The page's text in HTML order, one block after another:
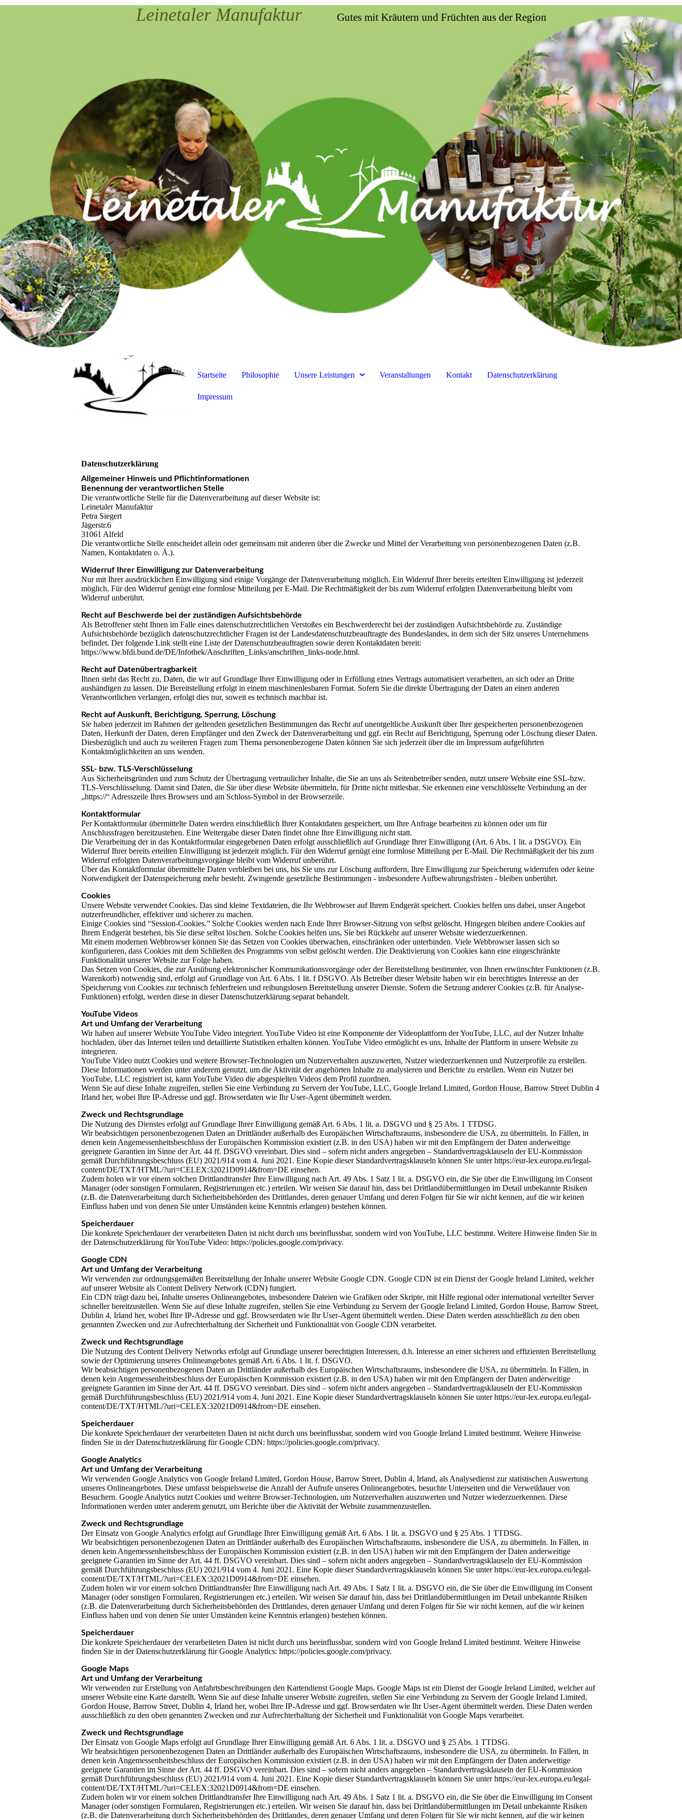
Leinetaler Manufaktur Gutes mit Kräutern und Früchten aus der Region
Startseite Philosophie Unsere Leistungen Veranstaltungen Kontakt Datenschutzerklärung
Impressum
Datenschutzerklärung
Allgemeiner Hinweis und Pflichtinformationen
Benennung der verantwortlichen Stelle
Die verantwortliche Stelle für die Datenverarbeitung auf dieser Website ist:
Leinetaler Manufaktur
Petra Siegert
Jägerstr.6
31061 Alfeld
Die verantwortliche Stelle entscheidet allein oder gemeinsam mit anderen über die Zwecke und Mittel der Verarbeitung von personenbezogenen Daten (z.B.
Namen, Kontaktdaten o. Ä.).
Widerruf Ihrer Einwilligung zur Datenverarbeitung
Nur mit Ihrer ausdrücklichen Einwilligung sind einige Vorgänge der Datenverarbeitung möglich. Ein Widerruf Ihrer bereits erteilten Einwilligung ist jederzeit
möglich. Für den Widerruf genügt eine formlose Mitteilung per E-Mail. Die Rechtmäßigkeit der bis zum Widerruf erfolgten Datenverarbeitung bleibt vom
Widerruf unberührt.
Recht auf Beschwerde bei der zuständigen Aufsichtsbehörde
Als Betroffener steht Ihnen im Falle eines datenschutzrechtlichen Verstoßes ein Beschwerderecht bei der zuständigen Aufsichtsbehörde zu. Zuständige
Aufsichtsbehörde bezüglich datenschutzrechtlicher Fragen ist der Landesdatenschutzbeauftragte des Bundeslandes, in dem sich der Sitz unseres Unternehmens
befindet. Der folgende Link stellt eine Liste der Datenschutzbeauftragten sowie deren Kontaktdaten bereit:
https://www.bfdi.bund.de/DE/Infothek/Anschriften_Links/anschriften_links-node.html.
Recht auf Datenübertragbarkeit
Ihnen steht das Recht zu, Daten, die wir auf Grundlage Ihrer Einwilligung oder in Erfüllung eines Vertrags automatisiert verarbeiten, an sich oder an Dritte
aushändigen zu lassen. Die Bereitstellung erfolgt in einem maschinenlesbaren Format. Sofern Sie die direkte Übertragung der Daten an einen anderen
Verantwortlichen verlangen, erfolgt dies nur, soweit es technisch machbar ist.
Recht auf Auskunft, Berichtigung, Sperrung, Löschung
Sie haben jederzeit im Rahmen der geltenden gesetzlichen Bestimmungen das Recht auf unentgeltliche Auskunft über Ihre gespeicherten personenbezogenen
Daten, Herkunft der Daten, deren Empfänger und den Zweck der Datenverarbeitung und ggf. ein Recht auf Berichtigung, Sperrung oder Löschung dieser Daten.
Diesbezüglich und auch zu weiteren Fragen zum Thema personenbezogene Daten können Sie sich jederzeit über die im Impressum aufgeführten
Kontaktmöglichkeiten an uns wenden.
SSL- bzw. TLS-Verschlüsselung
Aus Sicherheitsgründen und zum Schutz der Übertragung vertraulicher Inhalte, die Sie an uns als Seitenbetreiber senden, nutzt unsere Website eine SSL-bzw.
TLS-Verschlüsselung. Damit sind Daten, die Sie über diese Website übermitteln, für Dritte nicht mitlesbar. Sie erkennen eine verschlüsselte Verbindung an der
„https://“ Adresszeile Ihres Browsers und am Schloss-Symbol in der Browserzeile.
Kontaktformular
Per Kontaktformular übermittelte Daten werden einschließlich Ihrer Kontaktdaten gespeichert, um Ihre Anfrage bearbeiten zu können oder um für
Anschlussfragen bereitzustehen. Eine Weitergabe dieser Daten findet ohne Ihre Einwilligung nicht statt.
Die Verarbeitung der in das Kontaktformular eingegebenen Daten erfolgt ausschließlich auf Grundlage Ihrer Einwilligung (Art. 6 Abs. 1 lit. a DSGVO). Ein
Widerruf Ihrer bereits erteilten Einwilligung ist jederzeit möglich. Für den Widerruf genügt eine formlose Mitteilung per E-Mail. Die Rechtmäßigkeit der bis zum
Widerruf erfolgten Datenverarbeitungsvorgänge bleibt vom Widerruf unberührt.
Über das Kontaktformular übermittelte Daten verbleiben bei uns, bis Sie uns zur Löschung auffordern, Ihre Einwilligung zur Speicherung widerrufen oder keine
Notwendigkeit der Datenspeicherung mehr besteht. Zwingende gesetzliche Bestimmungen - insbesondere Aufbewahrungsfristen - bleiben unberührt.
Cookies
Unsere Website verwendet Cookies. Das sind kleine Textdateien, die Ihr Webbrowser auf Ihrem Endgerät speichert. Cookies helfen uns dabei, unser Angebot
nutzerfreundlicher, effektiver und sicherer zu machen.
Einige Cookies sind “Session-Cookies.” Solche Cookies werden nach Ende Ihrer Browser-Sitzung von selbst gelöscht. Hingegen bleiben andere Cookies auf
Ihrem Endgerät bestehen, bis Sie diese selbst löschen. Solche Cookies helfen uns, Sie bei Rückkehr auf unserer Website wiederzuerkennen.
Mit einem modernen Webbrowser können Sie das Setzen von Cookies überwachen, einschränken oder unterbinden. Viele Webbrowser lassen sich so
konfigurieren, dass Cookies mit dem Schließen des Programms von selbst gelöscht werden. Die Deaktivierung von Cookies kann eine eingeschränkte
Funktionalität unserer Website zur Folge haben.
Das Setzen von Cookies, die zur Ausübung elektronischer Kommunikationsvorgänge oder der Bereitstellung bestimmter, von Ihnen erwünschter Funktionen (z.B.
Warenkorb) notwendig sind, erfolgt auf Grundlage von Art. 6 Abs. 1 lit. f DSGVO. Als Betreiber dieser Website haben wir ein berechtigtes Interesse an der
Speicherung von Cookies zur technisch fehlerfreien und reibungslosen Bereitstellung unserer Dienste. Sofern die Setzung anderer Cookies (z.B. für Analyse-
Funktionen) erfolgt, werden diese in dieser Datenschutzerklärung separat behandelt.
YouTube Videos
Art und Umfang der Verarbeitung
Wir haben auf unserer Website YouTube Video integriert. YouTube Video ist eine Komponente der Videoplattform der YouTube, LLC, auf der Nutzer Inhalte
hochladen, über das Internet teilen und detaillierte Statistiken erhalten können. YouTube Video ermöglicht es uns, Inhalte der Plattform in unsere Website zu
integrieren.
YouTube Video nutzt Cookies und weitere Browser-Technologien um Nutzerverhalten auszuwerten, Nutzer wiederzuerkennen und Nutzerprofile zu erstellen.
Diese Informationen werden unter anderem genutzt, um die Aktivität der angehörten Inhalte zu analysieren und Berichte zu erstellen. Wenn ein Nutzer bei
YouTube, LLC registriert ist, kann YouTube Video die abgespielten Videos dem Profil zuordnen.
Wenn Sie auf diese Inhalte zugreifen, stellen Sie eine Verbindung zu Servern der YouTube, LLC, Google Ireland Limited, Gordon House, Barrow Street Dublin 4
Irland her, wobei Ihre IP-Adresse und ggf. Browserdaten wie Ihr User-Agent übermittelt werden.
Zweck und Rechtsgrundlage
Die Nutzung des Dienstes erfolgt auf Grundlage Ihrer Einwilligung gemäß Art. 6 Abs. 1 lit. a. DSGVO und § 25 Abs. 1 TTDSG.
Wir beabsichtigen personenbezogenen Daten an Drittländer außerhalb des Europäischen Wirtschaftsraums, insbesondere die USA, zu übermitteln. In Fällen, in
denen kein Angemessenheitsbeschluss der Europäischen Kommission existiert (z.B. in den USA) haben wir mit den Empfängern der Daten anderweitige
geeignete Garantien im Sinne der Art. 44 ff. DSGVO vereinbart. Dies sind – sofern nicht anders angegeben – Standardvertragsklauseln der EU-Kommission
gemäß Durchführungsbeschluss (EU) 2021/914 vom 4. Juni 2021. Eine Kopie dieser Standardvertragsklauseln können Sie unter https://eur-lex.europa.eu/legal-
content/DE/TXT/HTML/?uri=CELEX:32021D0914&from=DE einsehen.
Zudem holen wir vor einem solchen Drittlandtransfer Ihre Einwilligung nach Art. 49 Abs. 1 Satz 1 lit. a. DSGVO ein, die Sie über die Einwilligung im Consent
Manager (oder sonstigen Formularen, Registrierungen etc.) erteilen. Wir weisen Sie darauf hin, dass bei Drittlandübermittlungen im Detail unbekannte Risiken
(z.B. die Datenverarbeitung durch Sicherheitsbehörden des Drittlandes, deren genauer Umfang und deren Folgen für Sie wir nicht kennen, auf die wir keinen
Einfluss haben und von denen Sie unter Umständen keine Kenntnis erlangen) bestehen können.
Speicherdauer
Die konkrete Speicherdauer der verarbeiteten Daten ist nicht durch uns beeinflussbar, sondern wird von YouTube, LLC bestimmt. Weitere Hinweise finden Sie in
der Datenschutzerklärung für YouTube Video: https://policies.google.com/privacy.
Google CDN
Art und Umfang der Verarbeitung
Wir verwenden zur ordnungsgemäßen Bereitstellung der Inhalte unserer Website Google CDN. Google CDN ist ein Dienst der Google Ireland Limited, welcher
auf unserer Website als Content Delivery Network (CDN) fungiert.
Ein CDN trägt dazu bei, Inhalte unseres Onlineangebotes, insbesondere Dateien wie Grafiken oder Skripte, mit Hilfe regional oder international verteilter Server
schneller bereitzustellen. Wenn Sie auf diese Inhalte zugreifen, stellen Sie eine Verbindung zu Servern der Google Ireland Limited, Gordon House, Barrow Street,
Dublin 4, Irland her, wobei Ihre IP-Adresse und ggf. Browserdaten wie Ihr User-Agent übermittelt werden. Diese Daten werden ausschließlich zu den oben
genannten Zwecken und zur Aufrechterhaltung der Sicherheit und Funktionalität von Google CDN verarbeitet.
Zweck und Rechtsgrundlage
Die Nutzung des Content Delivery Networks erfolgt auf Grundlage unserer berechtigten Interessen, d.h. Interesse an einer sicheren und effizienten Bereitstellung
sowie der Optimierung unseres Onlineangebotes gemäß Art. 6 Abs. 1 lit. f. DSGVO.
Wir beabsichtigen personenbezogenen Daten an Drittländer außerhalb des Europäischen Wirtschaftsraums, insbesondere die USA, zu übermitteln. In Fällen, in
denen kein Angemessenheitsbeschluss der Europäischen Kommission existiert (z.B. in den USA) haben wir mit den Empfängern der Daten anderweitige
geeignete Garantien im Sinne der Art. 44 ff. DSGVO vereinbart. Dies sind – sofern nicht anders angegeben – Standardvertragsklauseln der EU-Kommission
gemäß Durchführungsbeschluss (EU) 2021/914 vom 4. Juni 2021. Eine Kopie dieser Standardvertragsklauseln können Sie unter https://eur-lex.europa.eu/legal-
content/DE/TXT/HTML/?uri=CELEX:32021D0914&from=DE einsehen.
Speicherdauer
Die konkrete Speicherdauer der verarbeiteten Daten ist nicht durch uns beeinflussbar, sondern wird von Google Ireland Limited bestimmt. Weitere Hinweise
finden Sie in der Datenschutzerklärung für Google CDN: https://policies.google.com/privacy.
Google Analytics
Art und Umfang der Verarbeitung
Wir verwenden Google Analytics von Google Ireland Limited, Gordon House, Barrow Street, Dublin 4, Irland, als Analysedienst zur statistischen Auswertung
unseres Onlineangebotes. Diese umfasst beispielsweise die Anzahl der Aufrufe unseres Onlineangebotes, besuchte Unterseiten und die Verweildauer von
Besuchern. Google Analytics nutzt Cookies und weitere Browser-Technologien, um Nutzerverhalten auszuwerten und Nutzer wiederzuerkennen. Diese
Informationen werden unter anderem genutzt, um Berichte über die Aktivität der Website zusammenzustellen.
Zweck und Rechtsgrundlage
Der Einsatz von Google Analytics erfolgt auf Grundlage Ihrer Einwilligung gemäß Art. 6 Abs. 1 lit. a. DSGVO und § 25 Abs. 1 TTDSG.
Wir beabsichtigen personenbezogenen Daten an Drittländer außerhalb des Europäischen Wirtschaftsraums, insbesondere die USA, zu übermitteln. In Fällen, in
denen kein Angemessenheitsbeschluss der Europäischen Kommission existiert (z.B. in den USA) haben wir mit den Empfängern der Daten anderweitige
geeignete Garantien im Sinne der Art. 44 ff. DSGVO vereinbart. Dies sind – sofern nicht anders angegeben – Standardvertragsklauseln der EU-Kommission
gemäß Durchführungsbeschluss (EU) 2021/914 vom 4. Juni 2021. Eine Kopie dieser Standardvertragsklauseln können Sie unter https://eur-lex.europa.eu/legal-
content/DE/TXT/HTML/?uri=CELEX:32021D0914&from=DE einsehen.
Zudem holen wir vor einem solchen Drittlandtransfer Ihre Einwilligung nach Art. 49 Abs. 1 Satz 1 lit. a. DSGVO ein, die Sie über die Einwilligung im Consent
Manager (oder sonstigen Formularen, Registrierungen etc.) erteilen. Wir weisen Sie darauf hin, dass bei Drittlandübermittlungen im Detail unbekannte Risiken
(z.B. die Datenverarbeitung durch Sicherheitsbehörden des Drittlandes, deren genauer Umfang und deren Folgen für Sie wir nicht kennen, auf die wir keinen
Einfluss haben und von denen Sie unter Umständen keine Kenntnis erlangen) bestehen können.
Speicherdauer
Die konkrete Speicherdauer der verarbeiteten Daten ist nicht durch uns beeinflussbar, sondern wird von Google Ireland Limited bestimmt. Weitere Hinweise
finden Sie in der Datenschutzerklärung für Google Analytics: https://policies.google.com/privacy.
Google Maps
Art und Umfang der Verarbeitung
Wir verwenden zur Erstellung von Anfahrtsbeschreibungen den Kartendienst Google Maps. Google Maps ist ein Dienst der Google Ireland Limited, welcher auf
unserer Website eine Karte darstellt. Wenn Sie auf diese Inhalte unserer Website zugreifen, stellen Sie eine Verbindung zu Servern der Google Ireland Limited,
Gordon House, Barrow Street, Dublin 4, Irland her, wobei Ihre IP-Adresse und ggf. Browserdaten wie Ihr User-Agent übermittelt werden. Diese Daten werden
ausschließlich zu den oben genannten Zwecken und zur Aufrechterhaltung der Sicherheit und Funktionalität von Google Maps verarbeitet.
Zweck und Rechtsgrundlage
Der Einsatz von Google Maps erfolgt auf Grundlage Ihrer Einwilligung gemäß Art. 6 Abs. 1 lit. a. DSGVO und § 25 Abs. 1 TTDSG.
Wir beabsichtigen personenbezogenen Daten an Drittländer außerhalb des Europäischen Wirtschaftsraums, insbesondere die USA, zu übermitteln. In Fällen, in
denen kein Angemessenheitsbeschluss der Europäischen Kommission existiert (z.B. in den USA) haben wir mit den Empfängern der Daten anderweitige
geeignete Garantien im Sinne der Art. 44 ff. DSGVO vereinbart. Dies sind – sofern nicht anders angegeben – Standardvertragsklauseln der EU-Kommission
gemäß Durchführungsbeschluss (EU) 2021/914 vom 4. Juni 2021. Eine Kopie dieser Standardvertragsklauseln können Sie unter https://eur-lex.europa.eu/legal-
content/DE/TXT/HTML/?uri=CELEX:32021D0914&from=DE einsehen.
Zudem holen wir vor einem solchen Drittlandtransfer Ihre Einwilligung nach Art. 49 Abs. 1 Satz 1 lit. a. DSGVO ein, die Sie über die Einwilligung im Consent
Manager (oder sonstigen Formularen, Registrierungen etc.) erteilen. Wir weisen Sie darauf hin, dass bei Drittlandübermittlungen im Detail unbekannte Risiken
(z.B. die Datenverarbeitung durch Sicherheitsbehörden des Drittlandes, deren genauer Umfang und deren Folgen für Sie wir nicht kennen, auf die wir keinen